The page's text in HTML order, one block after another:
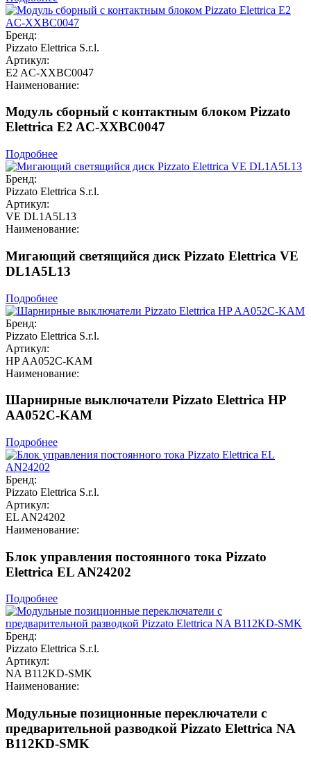
Бренд:
Pizzato Elettrica S.r.l.
Артикул:
E2 AC-XXBC0047
Наименование:
Модуль сборный с контактным блоком Pizzato
Elettrica E2 AC-XXBC0047
Подробнее
Бренд:
Pizzato Elettrica S.r.l.
Артикул:
VE DL1A5L13
Наименование:
Мигающий светящийся диск Pizzato Elettrica VE
DL1A5L13
Подробнее
Бренд:
Pizzato Elettrica S.r.l.
Артикул:
HP AA052C-KAM
Наименование:
Шарнирные выключатели Pizzato Elettrica HP
AA052C-KAM
Подробнее
Бренд:
Pizzato Elettrica S.r.l.
Артикул:
EL AN24202
Наименование:
Блок управления постоянного тока Pizzato
Elettrica EL AN24202
Подробнее
Бренд:
Pizzato Elettrica S.r.l.
Артикул:
NA B112KD-SMK
Наименование:
Модульные позиционные переключатели с
предварительной разводкой Pizzato Elettrica NA
B112KD-SMK